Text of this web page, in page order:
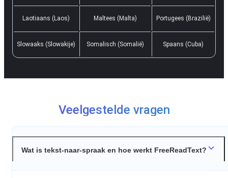
Laotiaans (Laos) Maltees (Malta) Portugees (Brazilië)
Slowaaks (Slowakije) Somalisch (Somalië) Spaans (Cuba)
Veelgestelde vragen
Wat is tekst-naar-spraak en hoe werkt FreeReadText?